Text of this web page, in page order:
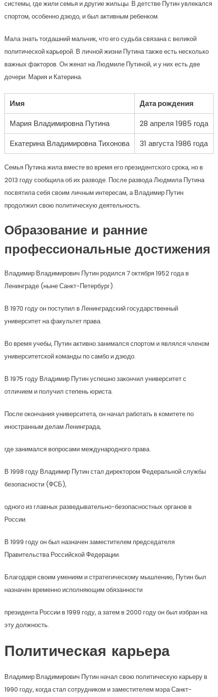
системы, где жили семья и другие жильцы. В детстве Путин увлекался
спортом, особенно дзюдо, и был активным ребенком.
Мала знать тогдашний мальчик, что его судьба связана с великой
политической карьерой. В личной жизни Путина также есть несколько
важных факторов. Он женат на Людмиле Путиной, и у них есть две
дочери: Мария и Катерина.
Имя
Дата рождения
Мария Владимировна Путина
28 апреля 1985 года
Екатерина Владимировна Тихонова
31 августа 1986 года
Семья Путина жила вместе во время его президентского срока, но в
2013 году сообщила об их разводе. После развода Людмила Путина
посвятила себя своим личным интересам, а Владимир Путин
продолжил свою политическую деятельность.
Образование и ранние
профессиональные достижения
Владимир Владимирович Путин родился 7 октября 1952 года в
Ленинграде (ныне Санкт-Петербург).
В 1970 году он поступил в Ленинградский государственный
университет на факультет права.
Во время учебы, Путин активно занимался спортом и являлся членом
университетской команды по самбо и дзюдо.
В 1975 году Владимир Путин успешно закончил университет с
отличием и получил степень юриста.
После окончания университета, он начал работать в комитете по
иностранным делам Ленинграда,
где занимался вопросами международного права.
В 1998 году Владимир Путин стал директором Федеральной службы
безопасности (ФСБ),
одного из главных разведывательно-безопасностных органов в
России.
В 1999 году он был назначен заместителем председателя
Правительства Российской Федерации.
Благодаря своим умениям и стратегическому мышлению, Путин был
назначен временно исполняющим обязанности
президента России в 1999 году, а затем в 2000 году он был избран на
эту должность.
Политическая карьера
Владимир Владимирович Путин начал свою политическую карьеру в
1990 году, когда стал сотрудником и заместителем мэра Санкт-